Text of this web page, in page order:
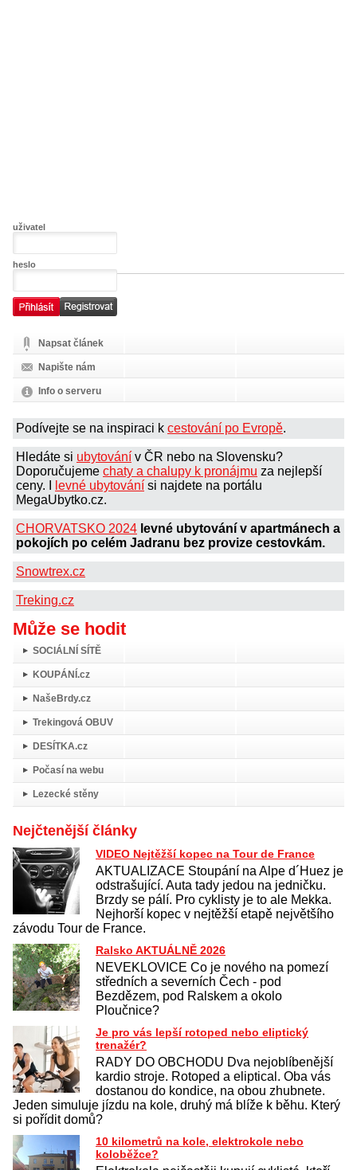
uživatel
heslo
Napsat článek
Napište nám
Info o serveru
Podívejte se na inspiraci k cestování po Evropě.
Hledáte si ubytování v ČR nebo na Slovensku?
Doporučujeme chaty a chalupy k pronájmu za nejlepší
ceny. I
levné ubytování si najdete na portálu
MegaUbytko.cz.
CHORVATSKO 2024 levné ubytování v apartmánech a
pokojích po celém Jadranu bez provize cestovkám.
Snowtrex.cz
Treking.cz
Může se hodit
SOCIÁLNÍ SÍTĚ
KOUPÁNÍ.cz
NašeBrdy.cz
Trekingová OBUV
DESÍTKA.cz
Počasí na webu
Lezecké stěny
Nejčtenější články
VIDEO Nejtěžší kopec na Tour de France
AKTUALIZACE Stoupání na Alpe d´Huez je
odstrašující. Auta tady jedou na jedničku.
Brzdy se pálí. Pro cyklisty je to ale Mekka.
Nejhorší kopec v nejtěžší etapě největšího
závodu Tour de France.
Ralsko AKTUÁLNĚ 2026
NEVEKLOVICE Co je nového na pomezí
středních a severních Čech - pod
Bezdězem, pod Ralskem a okolo
Ploučnice?
Je pro vás lepší rotoped nebo eliptický
trenažér?
RADY DO OBCHODU Dva nejoblíbenější
kardio stroje. Rotoped a eliptical. Oba vás
dostanou do kondice, na obou zhubnete.
Jeden simuluje jízdu na kole, druhý má blíže k běhu. Který
si pořídit domů?
10 kilometrů na kole, elektrokole nebo
koloběžce?